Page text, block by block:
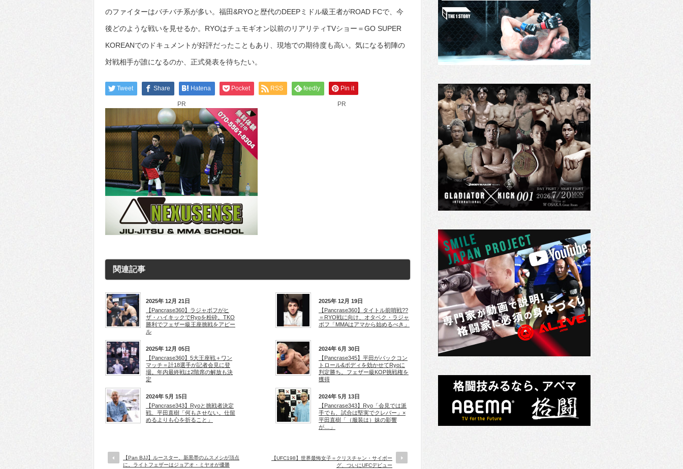
のファイターはバチバチ系が多い。福田&RYOと歴代のDEEPミドル級王者がROAD FCで、今
後どのような戦いを見せるか。RYOはチュモギオン以前のリアリティTVショー＝GO SUPER
KOREANでのドキュメントが好評だったこともあり、現地での期待度も高い。気になる初陣の
対戦相手が誰になるのか、正式発表を待ちたい。
Tweet Share Hatena Pocket RSS feedly Pin it
PR PR
関連記事
2025年 12月 21日
【Pancrase360】ラジャボフがヒ
ザ・ハイキックでRyoを粉砕。TKO
勝利でフェザー級王座挑戦をアピー
ル
2025年 12月 19日
【Pancrase360】タイトル前哨戦??
＝RYO戦に向け、オタベク・ラジャ
ボフ「MMAはアマから始めるべき」
2025年 12月 05日
【Pancrase360】5大王座戦＋ワン
マッチ＝計18選手が記者会見に登
場。年内最終戦は2階席の解放も決
定
2024年 6月 30日
【Pancrase345】平田がバックコン
トロール&ボディを効かせてRyoに
判定勝ち。フェザー級KOP挑戦権を
獲得
2024年 5月 15日
【Pancrase343】Ryoと挑戦者決定
戦、平田直樹「何もさせない。仕留
めるよりも心を折ること」
2024年 5月 13日
【Pancrase343】Ryo「会見では派
手でも、試合は堅実でクレバー」×
平田直樹「（服装は）妹の影響
が…」
【Pan BJJ】ルースター、新黒帯のムスメシが頂点
に。ライトフェザーはジョアオ・ミヤオが優勝
【UFC198】世界最怖女子＝クリスチャン・サイボー
グ、ついにUFCデビュー